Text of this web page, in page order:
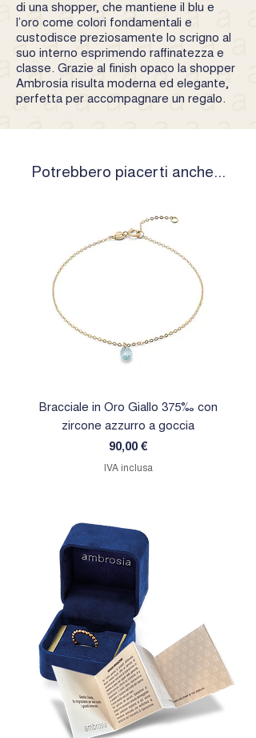
di una shopper, che mantiene il blu e
l’oro come colori fondamentali e
custodisce preziosamente lo scrigno al
suo interno esprimendo raffinatezza e
classe. Grazie al finish opaco la shopper
Ambrosia risulta moderna ed elegante,
perfetta per accompagnare un regalo.
Potrebbero piacerti anche...
Bracciale in Oro Giallo 375‰ con
zircone azzurro a goccia
Prezzo
90,00 €
IVA inclusa